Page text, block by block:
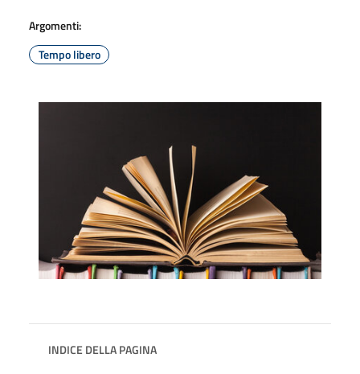
Argomenti:
Tempo libero
INDICE DELLA PAGINA